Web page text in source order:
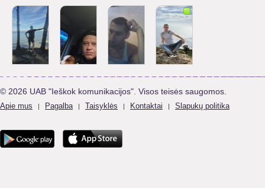
© 2026 UAB "Ieškok komunikacijos". Visos teisės saugomos.
Apie mus | Pagalba | Taisyklės | Kontaktai | Slapukų politika